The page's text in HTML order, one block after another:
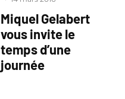
Miquel Gelabert
vous invite le
temps d’une
journée